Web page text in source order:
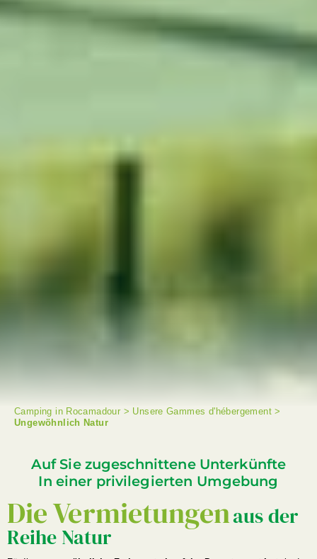
Camping in Rocamadour > Unsere Gammes d'hébergement>
Ungewöhnlich Natur
Auf Sie zugeschnittene Unterkünfte
In einer privilegierten Umgebung
Die Vermietungenaus der
Reihe Natur